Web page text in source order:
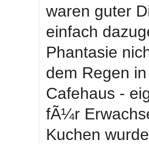
waren guter
einfach
Phantasie
dem Regen
Cafehaus -
fÃ¼r
Kuchen